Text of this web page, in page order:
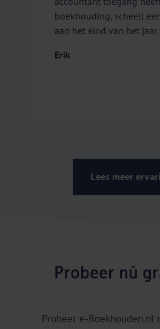
boekhouding, scheelt
aan het eind van het jaar.
Erik
Lees meer
Probeer nú
Probeer e‑Boekhouden.nl